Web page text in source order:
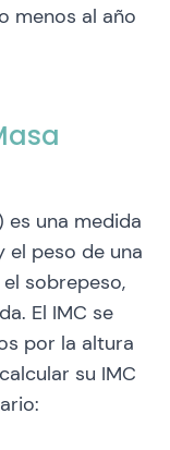
menos al año
es una medida
el peso de una
sobrepeso,
El IMC se
por la altura
su IMC